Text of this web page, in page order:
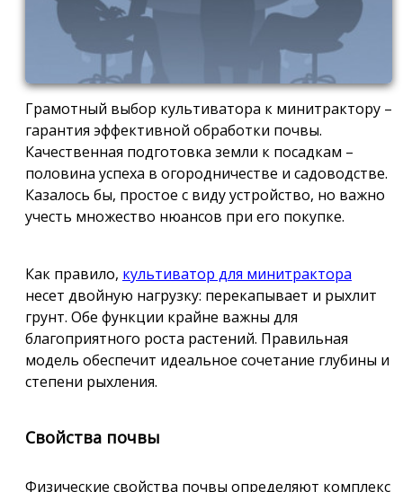
Грамотный выбор культиватора к минитрактору –
гарантия эффективной обработки почвы.
Качественная подготовка земли к посадкам –
половина успеха в огородничестве и садоводстве.
Казалось бы, простое с виду устройство, но важно
учесть множество нюансов при его покупке.
Как правило, культиватор для минитрактора
несет двойную нагрузку: перекапывает и рыхлит
грунт. Обе функции крайне важны для
благоприятного роста растений. Правильная
модель обеспечит идеальное сочетание глубины и
степени рыхления.
Свойства почвы
Физические свойства почвы определяют комплекс